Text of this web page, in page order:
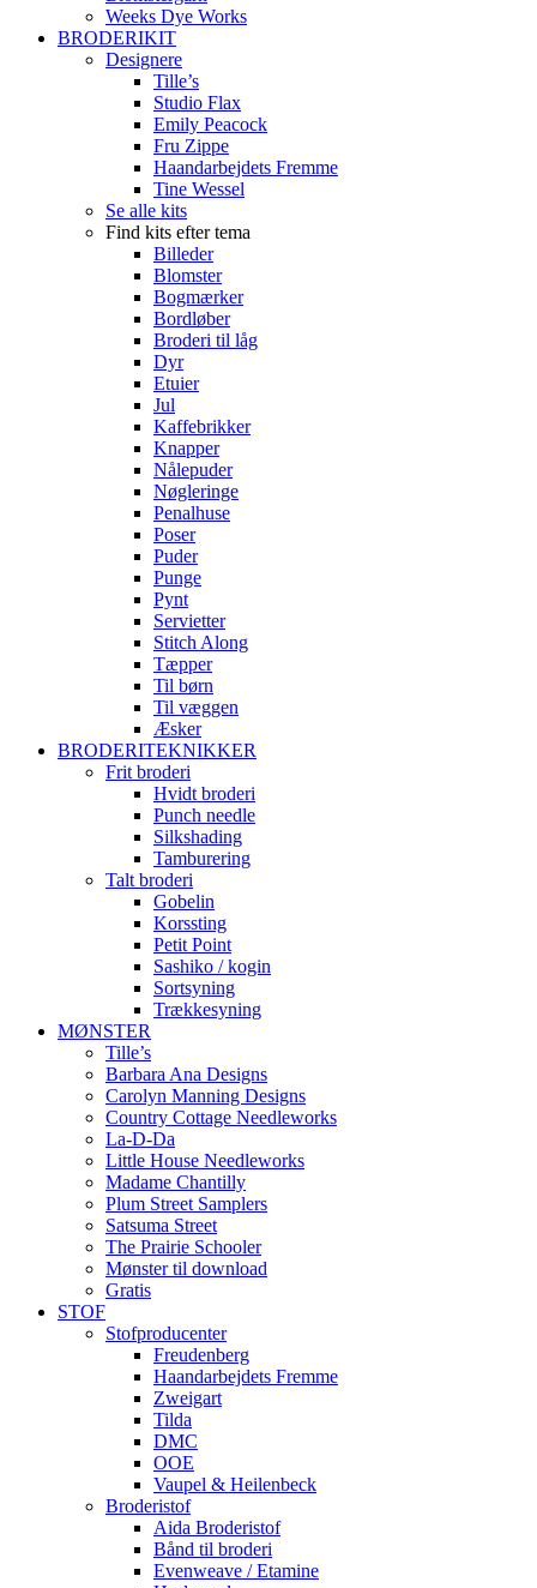
Weeks Dye Works
BRODERIKIT
Designere
Tille’s
Studio Flax
Emily Peacock
Fru Zippe
Haandarbejdets Fremme
Tine Wessel
Se alle kits
Find kits efter tema
Billeder
Blomster
Bogmærker
Bordløber
Broderi til låg
Dyr
Etuier
Jul
Kaffebrikker
Knapper
Nålepuder
Nøgleringe
Penalhuse
Poser
Puder
Punge
Pynt
Servietter
Stitch Along
Tæpper
Til børn
Til væggen
Æsker
BRODERITEKNIKKER
Frit broderi
Hvidt broderi
Punch needle
Silkshading
Tamburering
Talt broderi
Gobelin
Korssting
Petit Point
Sashiko / kogin
Sortsyning
Trækkesyning
MØNSTER
Tille’s
Barbara Ana Designs
Carolyn Manning Designs
Country Cottage Needleworks
La-D-Da
Little House Needleworks
Madame Chantilly
Plum Street Samplers
Satsuma Street
The Prairie Schooler
Mønster til download
Gratis
STOF
Stofproducenter
Freudenberg
Haandarbejdets Fremme
Zweigart
Tilda
DMC
OOE
Vaupel & Heilenbeck
Broderistof
Aida Broderistof
Bånd til broderi
Evenweave / Etamine